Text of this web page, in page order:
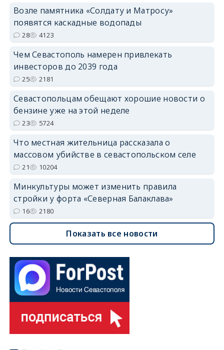
Возле памятника «Солдату и Матросу»
появятся каскадные водопады
28 4123
Чем Севастополь намерен привлекать
инвесторов до 2039 года
25 2181
Севастопольцам обещают хорошие новости о
бензине уже на этой неделе
23 5724
Что местная жительница рассказала о
массовом убийстве в севастопольском селе
21 10204
Минкультуры может изменить правила
стройки у форта «Северная Балаклава»
16 2180
Показать все новости